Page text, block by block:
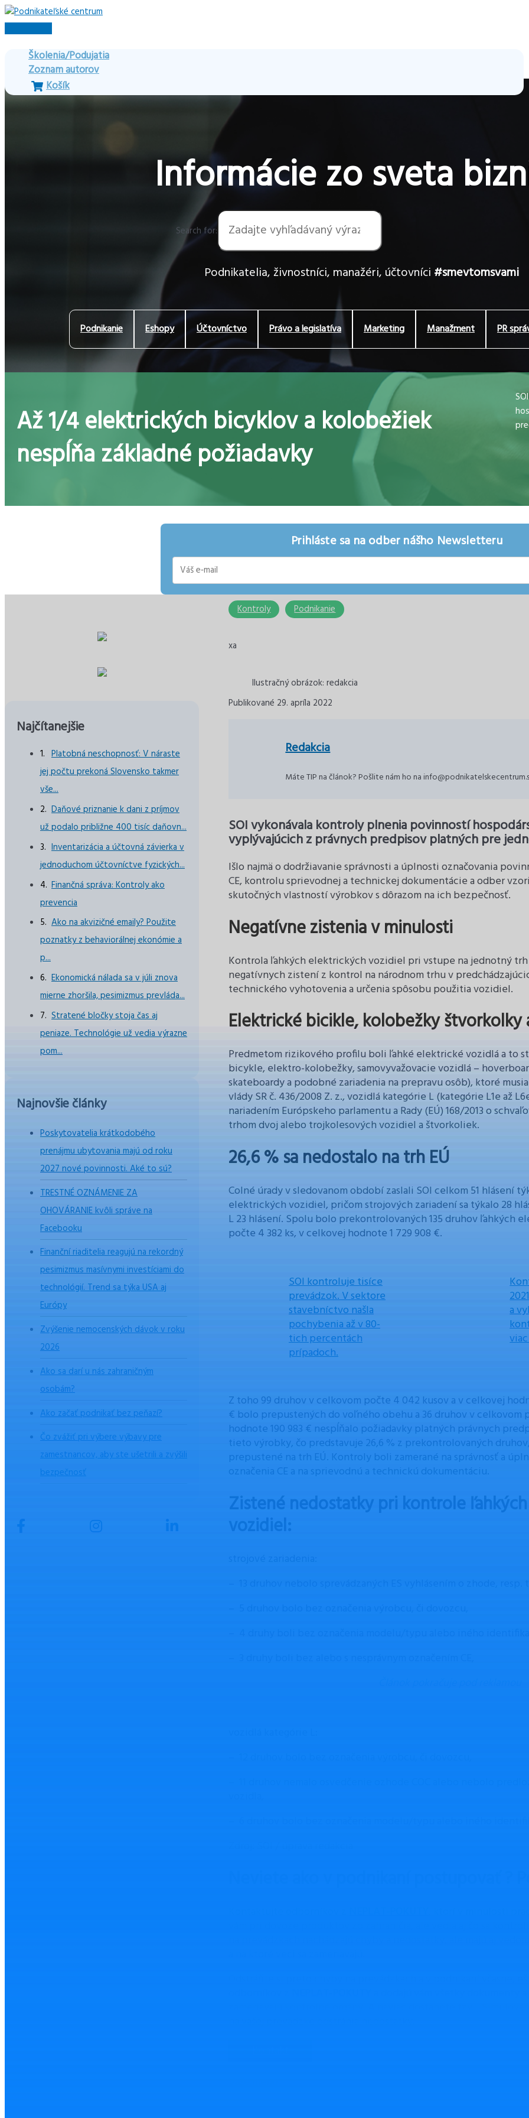
Preskočiť
na
Hlavné
Školenia/Podujatia
Zoznam autorov
Košík
Informácie zo sveta
Search for:
Podnikatelia, živnostníci, manažéri, účtovníci #smevtomsvami
Podnikanie Eshopy Účtovníctvo Právo a legislatíva Marketing Manažment PR
Až 1/4 elektrických bicyklov a kolobežiek
nespĺňa základné požiadavky
Prihláste sa na odber nášho Newsletteru
Najčítanejšie
Platobná neschopnosť: V náraste
jej počtu prekoná Slovensko takmer
vše...
Daňové priznanie k dani z príjmov
už podalo približne 400 tisíc daňovn...
Inventarizácia a účtovná závierka v
jednoduchom účtovníctve fyzických...
Finančná správa: Kontroly ako
prevencia
Ako na akvizičné emaily? Použite
poznatky z behaviorálnej ekonómie a
p...
Ekonomická nálada sa v júli znova
mierne zhoršila, pesimizmus prevláda...
Stratené bločky stoja čas aj
peniaze. Technológie už vedia výrazne
pom...
Najnovšie články
Poskytovatelia krátkodobého
prenájmu ubytovania majú od roku
2027 nové povinnosti. Aké to sú?
TRESTNÉ OZNÁMENIE ZA
OHOVÁRANIE kvôli správe na
Facebooku
Finanční riaditelia reagujú na rekordný
pesimizmus masívnymi investíciami do
technológií. Trend sa týka USA aj
Európy
Zvýšenie nemocenských dávok v roku
2026
Ako sa darí u nás zahraničným
osobám?
Ako začať podnikať bez peňazí?
Čo zvážiť pri výbere výbavy pre
zamestnancov, aby ste ušetrili a zvýšili
bezpečnosť
Kontroly Podnikanie
xa
Ilustračný obrázok: redakcia
Publikované 29. apríla 2022
Redakcia
Máte TIP na článok? Pošlite nám ho na
SOI vykonávala kontroly plnenia povinností
vyplývajúcich z právnych predpisov platných pre
Išlo najmä o dodržiavanie správnosti a úplnosti označovania
CE, kontrolu sprievodnej a technickej dokumentácie a odber
skutočných vlastností výrobkov s dôrazom na ich bezpečnosť.
Negatívne zistenia v minulosti
Kontrola ľahkých elektrických vozidiel pri vstupe na jednotný
negatívnych zistení z kontrol na národnom trhu v
technického vyhotovenia a určenia spôsobu použitia vozidiel.
Elektrické bicikle, kolobežky štvorkolky
Predmetom rizikového profilu boli ľahké elektrické vozidlá a to
bicykle, elektro-kolobežky, samovyvažovacie vozidlá –
skateboardy a podobné zariadenia na prepravu osôb), ktoré
vlády SR č. 436/2008 Z. z., vozidlá kategórie L (kategórie L1e až
nariadením Európskeho parlamentu a Rady (EÚ) 168/2013 o
trhom dvoj alebo trojkolesových vozidiel a štvorkoliek.
26,6 % sa nedostalo na trh EÚ
Colné úrady v sledovanom období zaslali SOI celkom 51 hlásení
elektrických vozidiel, pričom strojových zariadení sa týkalo 28
L 23 hlásení. Spolu bolo prekontrolovaných 135 druhov ľahkých
počte 4 382 ks, v celkovej hodnote 1 729 908 €.
SOI kontroluje tisíce
prevádzok. V sektore
stavebníctvo našla
pochybenia až v 80-
tich percentách
prípadoch.
a
Z toho 99 druhov v celkovom počte 4 042 kusov a v celkovej
€ bolo prepustených do voľného obehu a 36 druhov v celkovom
hodnote 190 983 € nespĺňalo požiadavky platných právnych
tieto výrobky, čo predstavuje 26,6 % z prekontrolovaných
prepustené na trh EÚ. Kontroly boli zamerané na správnosť a
označenia CE a na sprievodnú a technickú dokumentáciu.
Zistené nedostatky pri kontrole